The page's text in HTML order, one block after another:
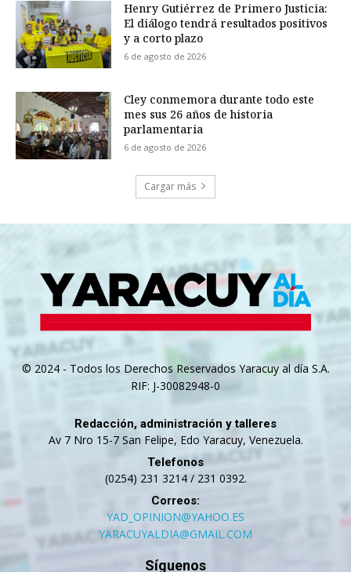
Henry Gutiérrez de Primero Justicia:
El diálogo tendrá resultados positivos
y a corto plazo
6 de agosto de 2026
Cley conmemora durante todo este
mes sus 26 años de historia
parlamentaria
6 de agosto de 2026
Cargar más
© 2024 - Todos los Derechos Reservados Yaracuy al día S.A.
RIF: J-30082948-0
Redacción, administración y talleres
Av 7 Nro 15-7 San Felipe, Edo Yaracuy, Venezuela.
Telefonos
(0254) 231 3214 / 231 0392.
Correos:
YAD_OPINION@YAHOO.ES
YARACUYALDIA@GMAIL.COM
Síguenos